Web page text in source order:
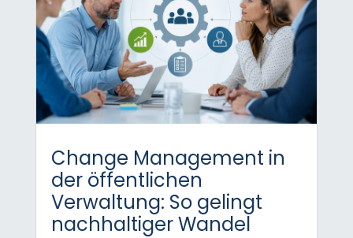
Change Management in
der öffentlichen
Verwaltung: So gelingt
nachhaltiger Wandel